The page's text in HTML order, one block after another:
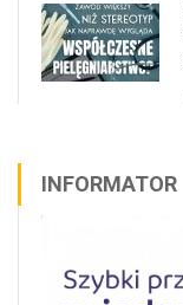
INFORMATOR